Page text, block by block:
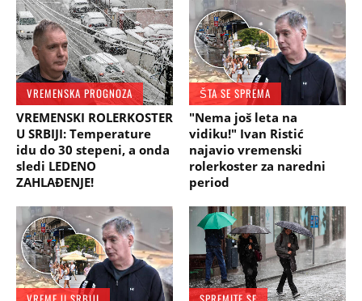
VREMENSKA PROGNOZA
VREMENSKI ROLERKOSTER
U SRBIJI: Temperature
idu do 30 stepeni, a onda
sledi LEDENO
ZAHLAĐENJE!
ŠTA SE SPREMA
"Nema još leta na
vidiku!" Ivan Ristić
najavio vremenski
rolerkoster za naredni
period